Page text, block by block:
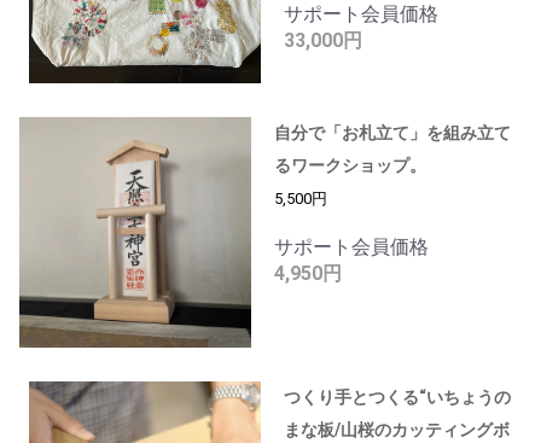
サポート会員価格
33,000円
自分で「お札立て」を組み立て
るワークショップ。
5,500円
サポート会員価格
4,950円
つくり手とつくる“いちょうの
まな板/山桜のカッティングボ